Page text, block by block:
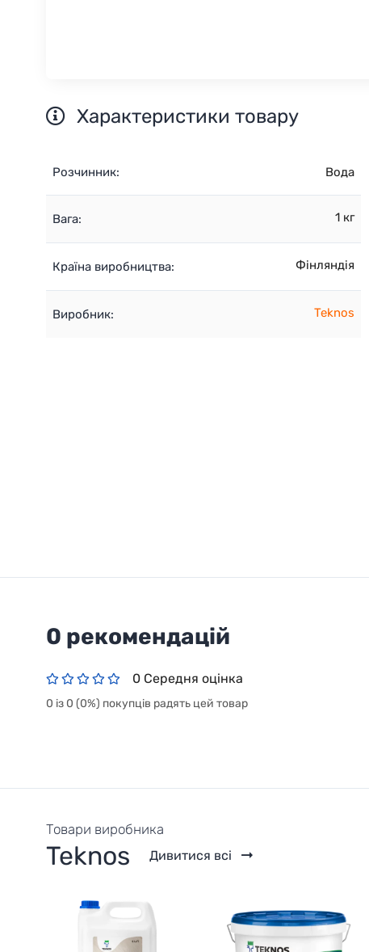
Характеристики товару
Розчинник: Вода
Вага: 1 кг
Країна виробництва: Фінляндія
Виробник: Teknos
0 рекомендацій
0 Середня оцінка
0 із 0 (0%) покупців радять цей товар
Товари виробника
Teknos Дивитися всі